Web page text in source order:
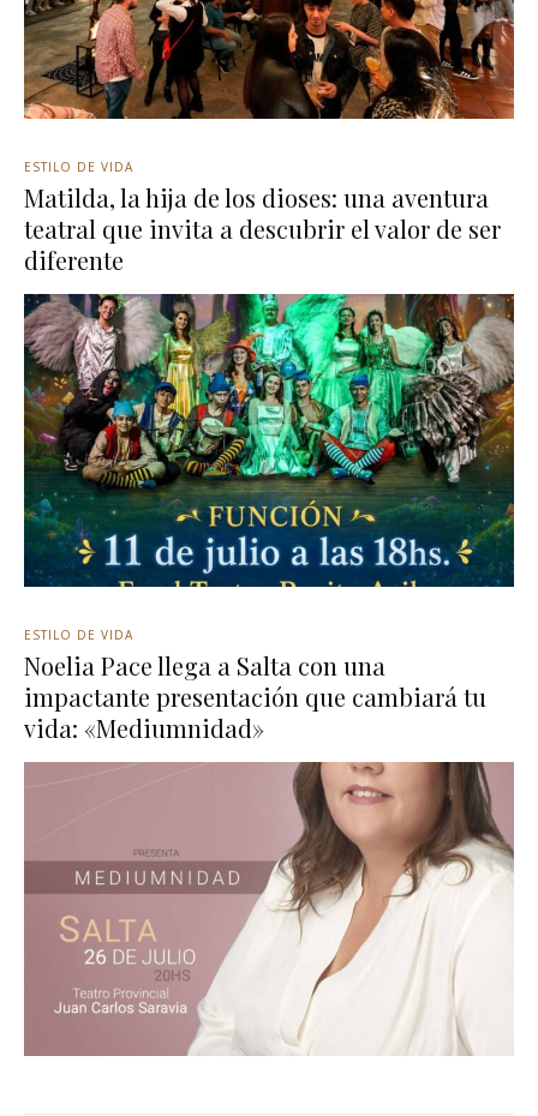
ESTILO DE VIDA
Matilda, la hija de los dioses: una aventura
teatral que invita a descubrir el valor de ser
diferente
ESTILO DE VIDA
Noelia Pace llega a Salta con una
impactante presentación que cambiará tu
vida: «Mediumnidad»